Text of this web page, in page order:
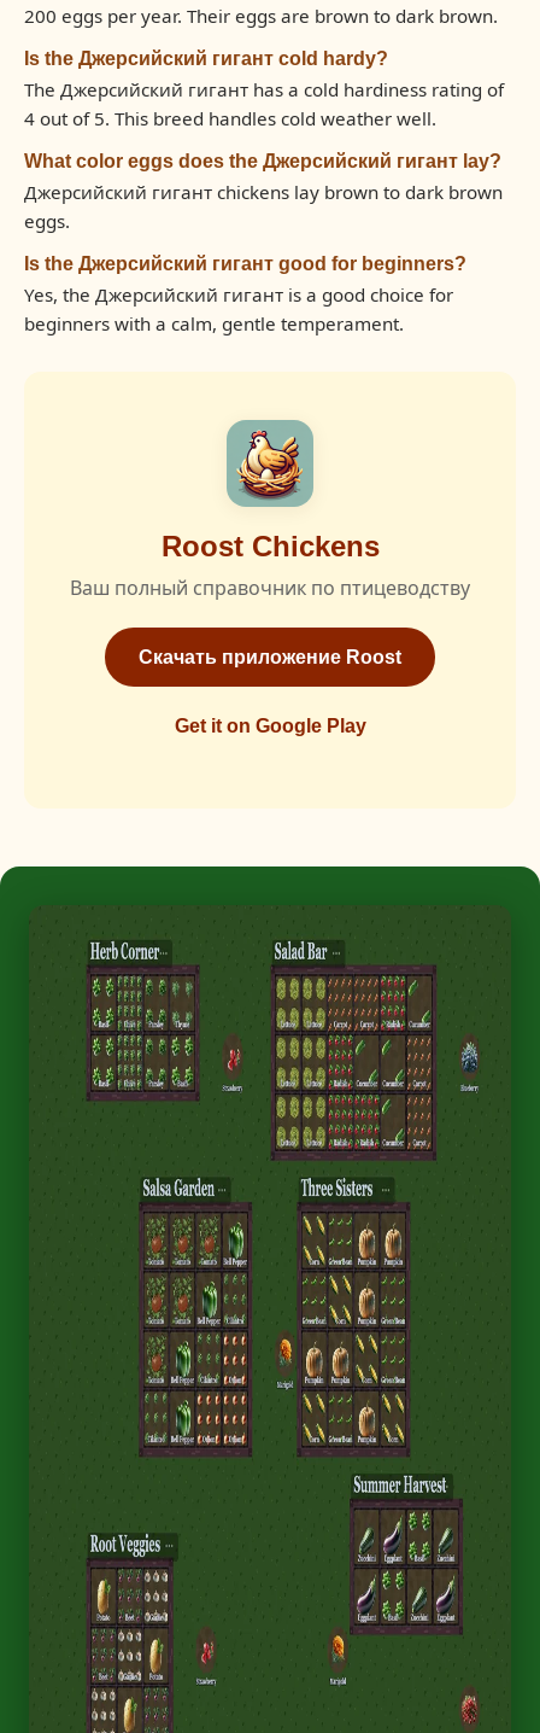
200 eggs per year. Their eggs are brown to dark brown.
Is the Джерсийский гигант cold hardy?
The Джерсийский гигант has a cold hardiness rating of
4 out of 5. This breed handles cold weather well.
What color eggs does the Джерсийский гигант lay?
Джерсийский гигант chickens lay brown to dark brown
eggs.
Is the Джерсийский гигант good for beginners?
Yes, the Джерсийский гигант is a good choice for
beginners with a calm, gentle temperament.
Roost Chickens
Ваш полный справочник по птицеводству
Скачать приложение Roost
Get it on Google Play